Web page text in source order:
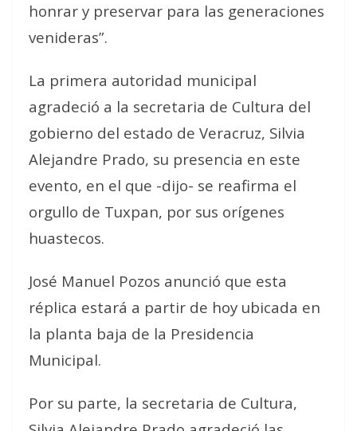
honrar y preservar para las generaciones
venideras”.
La primera autoridad municipal
agradeció a la secretaria de Cultura del
gobierno del estado de Veracruz, Silvia
Alejandre Prado, su presencia en este
evento, en el que -dijo- se reafirma el
orgullo de Tuxpan, por sus orígenes
huastecos.
José Manuel Pozos anunció que esta
réplica estará a partir de hoy ubicada en
la planta baja de la Presidencia
Municipal.
Por su parte, la secretaria de Cultura,